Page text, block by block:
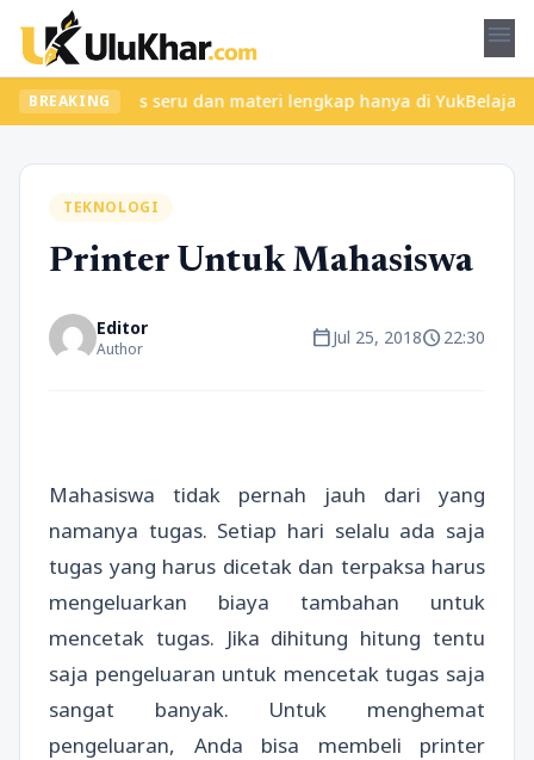
menu
BREAKING
kelas seru dan materi lengkap hanya di
TEKNOLOGI
Printer Untuk Mahasiswa
Editor
Author calendar_todayJul 25, 2018schedule22:30
Mahasiswa tidak pernah jauh dari yang
namanya tugas. Setiap hari selalu ada saja
tugas yang harus dicetak dan terpaksa harus
mengeluarkan biaya tambahan untuk
mencetak tugas. Jika dihitung hitung tentu
saja pengeluaran untuk mencetak tugas saja
sangat banyak. Untuk menghemat
pengeluaran, Anda bisa membeli printer